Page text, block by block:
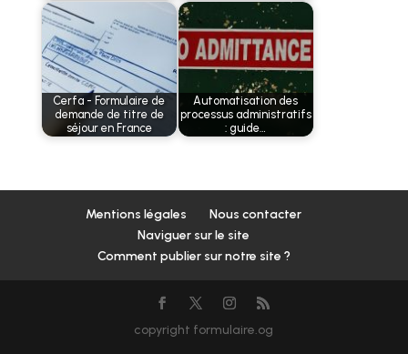
Cerfa - Formulaire de
demande de titre de
séjour en France
Automatisation des
processus administratifs
: guide…
Mentions légales
Nous contacter
Naviguer sur le site
Comment publier sur notre site ?
copyright formulaire.og